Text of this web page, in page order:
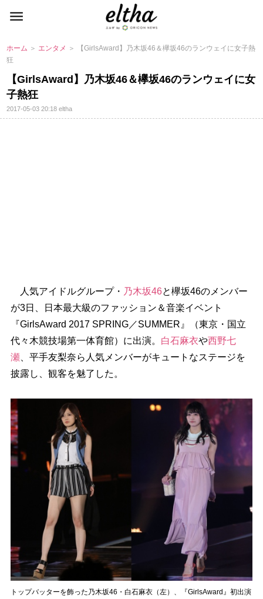
ホーム ＞ エンタメ ＞ 【GirlsAward】乃木坂46＆欅坂46のランウェイに女子熱
狂
【GirlsAward】乃木坂46＆欅坂46のランウェイに女
子熱狂
2017-05-03 20:18eltha
人気アイドルグループ・ 乃木坂46と欅坂46のメンバー
が3日、日本最大級のファッション＆音楽イベント
『GirlsAward 2017 SPRING／SUMMER』（東京・国立
代々木競技場第一体育館）に出演。 白石麻衣
西野七
瀬、平手友梨奈ら人気メンバーがキュートなステージを
披露し、観客を魅了した。
トップバッターを飾った乃木坂46・白石麻衣（左）、『GirlsAward』初出演